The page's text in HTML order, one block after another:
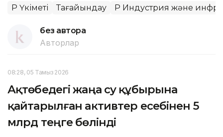
ҚР Үкіметі Тағайындау ҚР Индустрия және
без автора
Авторлар
08:28, 05 Тамыз 2026
Ақтөбедегі жаңа су құбырына
қайтарылған активтер есебінен 5
млрд теңге бөлінді